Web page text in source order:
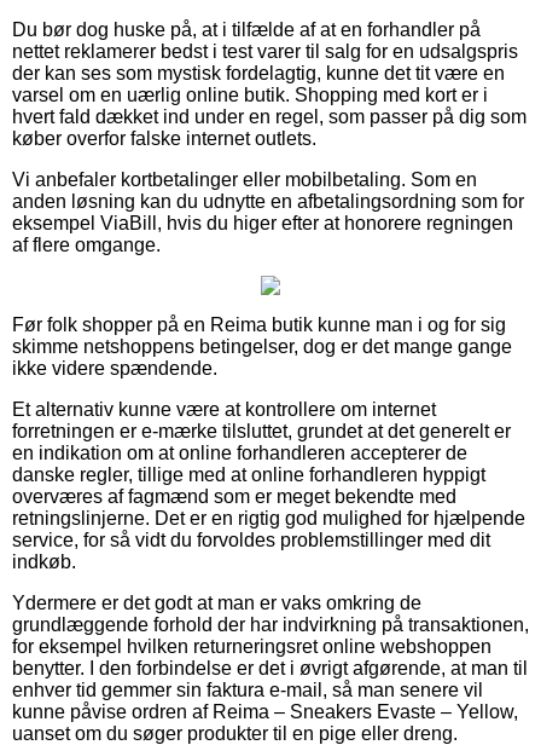
Du bør dog huske på, at i tilfælde af at en forhandler på
nettet reklamerer bedst i test varer til salg for en udsalgspris
der kan ses som mystisk fordelagtig, kunne det tit være en
varsel om en uærlig online butik. Shopping med kort er i
hvert fald dækket ind under en regel, som passer på dig som
køber overfor falske internet outlets.
Vi anbefaler kortbetalinger eller mobilbetaling. Som en
anden løsning kan du udnytte en afbetalingsordning som for
eksempel ViaBill, hvis du higer efter at honorere regningen
af flere omgange.
Før folk shopper på en Reima butik kunne man i og for sig
skimme netshoppens betingelser, dog er det mange gange
ikke videre spændende.
Et alternativ kunne være at kontrollere om internet
forretningen er e-mærke tilsluttet, grundet at det generelt er
en indikation om at online forhandleren accepterer de
danske regler, tillige med at online forhandleren hyppigt
overværes af fagmænd som er meget bekendte med
retningslinjerne. Det er en rigtig god mulighed for hjælpende
service, for så vidt du forvoldes problemstillinger med dit
indkøb.
Ydermere er det godt at man er vaks omkring de
grundlæggende forhold der har indvirkning på transaktionen,
for eksempel hvilken returneringsret online webshoppen
benytter. I den forbindelse er det i øvrigt afgørende, at man til
enhver tid gemmer sin faktura e-mail, så man senere vil
kunne påvise ordren af Reima – Sneakers Evaste – Yellow,
uanset om du søger produkter til en pige eller dreng.